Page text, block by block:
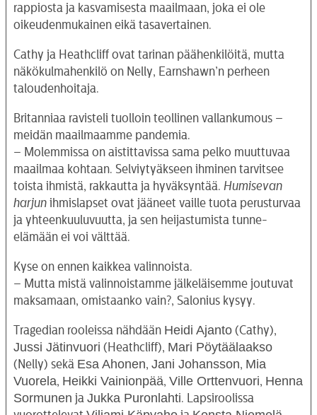
rappiosta ja kasvamisesta maailmaan, joka ei ole
oikeudenmukainen eikä tasavertainen.
Cathy ja Heathcliff ovat tarinan päähenkilöitä, mutta
näkökulmahenkilö on Nelly, Earnshawn’n perheen
taloudenhoitaja.
Britanniaa ravisteli tuolloin teollinen vallankumous –
meidän maailmaamme pandemia.
– Molemmissa on aistittavissa sama pelko muuttuvaa
maailmaa kohtaan. Selviytyäkseen ihminen tarvitsee
toista ihmistä, rakkautta ja hyväksyntää. Humisevan
harjun ihmislapset ovat jääneet vaille tuota perusturvaa
ja yhteenkuuluvuutta, ja sen heijastumista tunne-
elämään ei voi välttää.
Kyse on ennen kaikkea valinnoista.
– Mutta mistä valinnoistamme jälkeläisemme joutuvat
maksamaan, omistaanko vain?, Salonius kysyy.
Tragedian rooleissa nähdään Heidi Ajanto (Cathy),
Jussi Jätinvuori (Heathcliff), Mari Pöytäälaakso
(Nelly) sekä Esa Ahonen Jani Johansson Mia
Vuorela Heikki Vainionpää Ville Orttenvuori Henna
Sormunen ja Jukka Puronlahti . Lapsiroolissa